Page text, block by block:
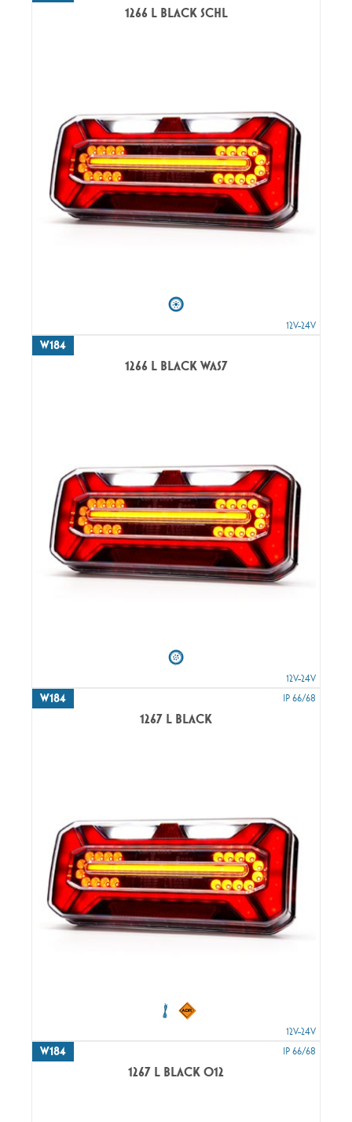
1266 L BLACK SCHL
12V-24V
W184
1266 L BLACK WAS7
12V-24V
W184 IP 66/68
1267 L BLACK
12V-24V
W184 IP 66/68
1267 L BLACK O12